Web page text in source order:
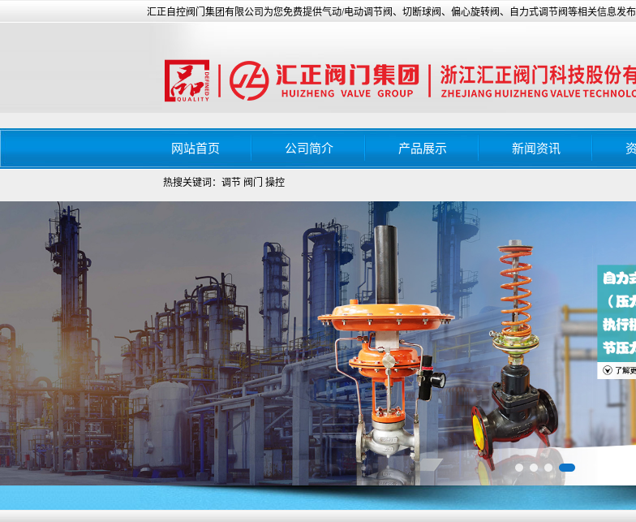
汇正自控阀门集团有限公司为您免费提供气动/电动调节阀、切断球阀、偏心旋转阀、自力式调节阀等相关信息发布
网站首页 公司简介 产品展示 新闻资讯
热搜关键词：调节 阀门 操控